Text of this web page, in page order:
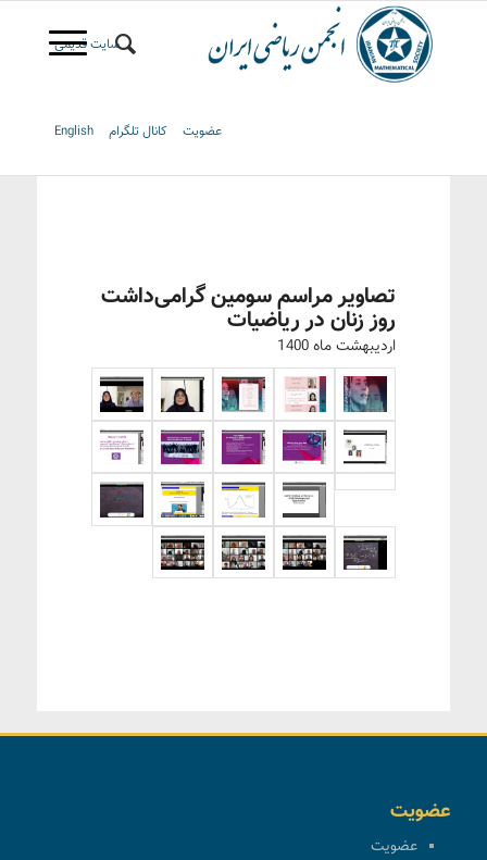
سایت قدیمی
عضویت کانال تلگرام English
تصاویر مراسم سومین گرامی‌داشت
روز زنان در ریاضیات
اردیبهشت ماه 1400
عضویت
عضویت